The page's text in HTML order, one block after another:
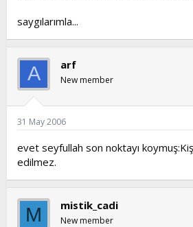
saygılarımla...
A arf
New member
31 May 2006
evet seyfullah son noktayı
edilmez.
M mistik_cadi
New member